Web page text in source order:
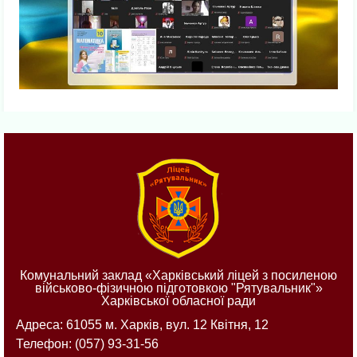
Комунальний заклад «Харківський ліцей з посиленою
військово-фізичною підготовкою "Рятувальник"»
Харківської обласної ради
Адреса: 61055 м. Харків, вул. 12 Квітня, 12
Телефон: (057) 93-31-56